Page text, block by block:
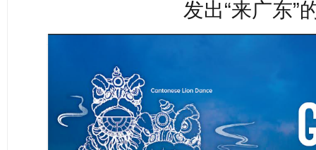
发出“来广东”